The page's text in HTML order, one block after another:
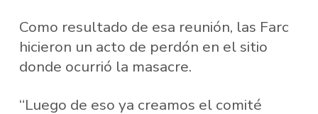
Como resultado de esa reunión, las Farc
hicieron un acto de perdón en el sitio
donde ocurrió la masacre.
“Luego de eso ya creamos el comité